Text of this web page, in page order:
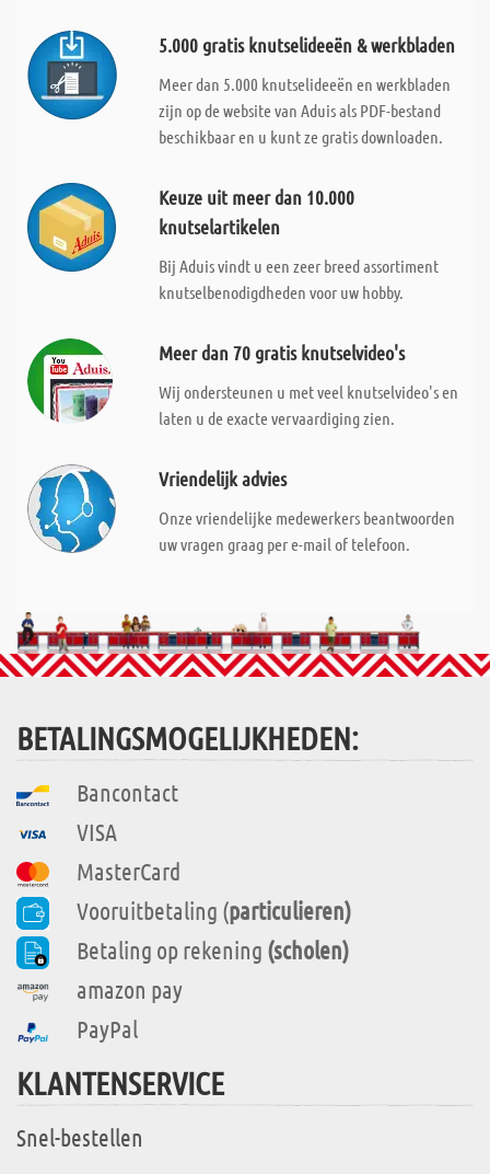
5.000 gratis knutselideeën & werkbladen
Meer dan 5.000 knutselideeën en werkbladen
zijn op de website van Aduis als PDF-bestand
beschikbaar en u kunt ze gratis downloaden.
Keuze uit meer dan 10.000
knutselartikelen
Bij Aduis vindt u een zeer breed assortiment
knutselbenodigdheden voor uw hobby.
Meer dan 70 gratis knutselvideo's
Wij ondersteunen u met veel knutselvideo's en
laten u de exacte vervaardiging zien.
Vriendelijk advies
Onze vriendelijke medewerkers beantwoorden
uw vragen graag per e-mail of telefoon.
BETALINGSMOGELIJKHEDEN:
Bancontact
VISA
MasterCard
Vooruitbetaling (particulieren)
Betaling op rekening (scholen)
amazon pay
PayPal
KLANTENSERVICE
Snel-bestellen